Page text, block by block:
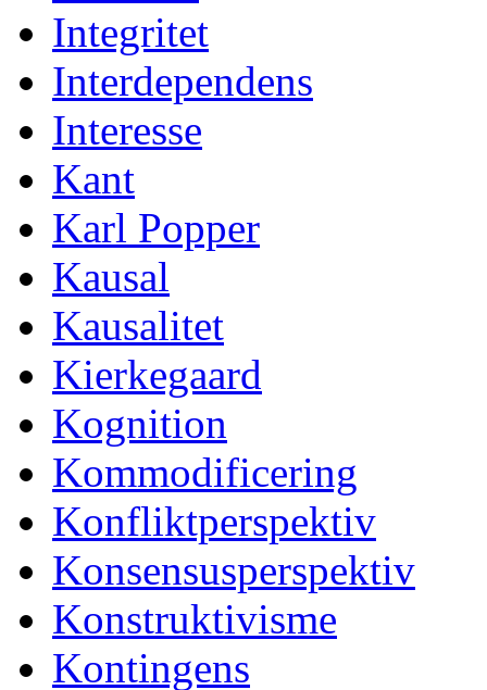
Integritet
Interdependens
Interesse
Kant
Karl Popper
Kausal
Kausalitet
Kierkegaard
Kognition
Kommodificering
Konfliktperspektiv
Konsensusperspektiv
Konstruktivisme
Kontingens